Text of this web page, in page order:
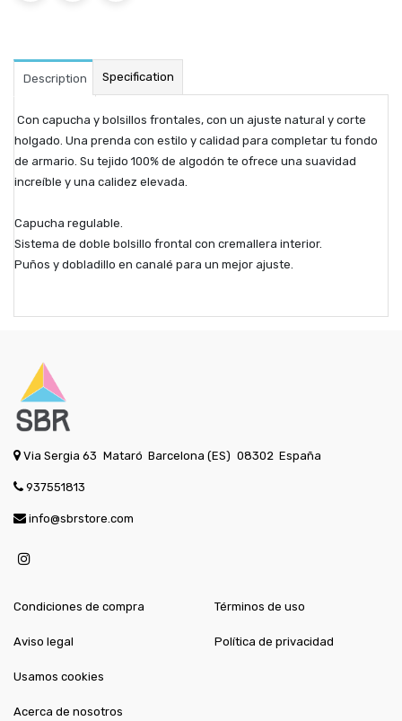
Description Specification
Con capucha y bolsillos frontales, con un ajuste natural y corte
holgado. Una prenda con estilo y calidad para completar tu fondo
de armario. Su tejido 100% de algodón te ofrece una suavidad
increíble y una calidez elevada.
Capucha regulable.
Sistema de doble bolsillo frontal con cremallera interior.
Puños y dobladillo en canalé para un mejor ajuste.
Via Sergia 63 Mataró Barcelona (ES) 08302 España
937551813
info@sbrstore.com
Condiciones de compra
Aviso legal
Términos de uso
Política de privacidad
Usamos cookies
Acerca de nosotros